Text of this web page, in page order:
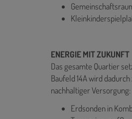
ENERGIE MIT ZUKUNFT
Das gesamte Quartier
Baufeld 14A wird
nachhaltiger Versorgung:
Erdsonden in